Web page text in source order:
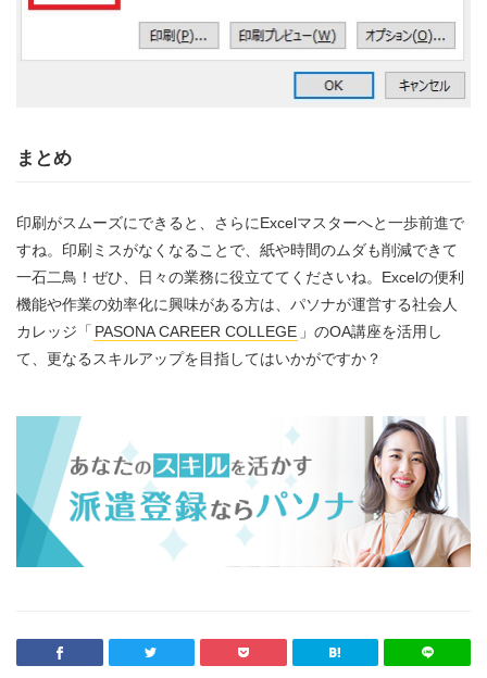
まとめ
印刷がスムーズにできると、さらにExcelマスターへと一歩前進で
すね。印刷ミスがなくなることで、紙や時間のムダも削減できて
一石二鳥！ぜひ、日々の業務に役立ててくださいね。Excelの便利
機能や作業の効率化に興味がある方は、パソナが運営する社会人
カレッジ「 PASONA CAREER COLLEGE 」のOA講座を活用し
て、更なるスキルアップを目指してはいかがですか？